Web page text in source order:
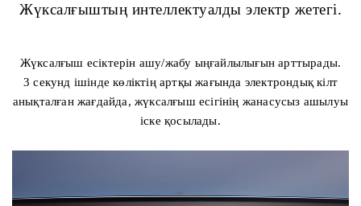
Жүксалғыштың интеллектуалды электр жетегі.
Жүксалғыш есіктерін ашу/жабу ыңғайлылығын арттырады.
3 секунд ішінде көліктің артқы жағында электрондық кілт
анықталған жағдайда, жүксалғыш есігінің жанасусыз ашылуы
іске қосылады.